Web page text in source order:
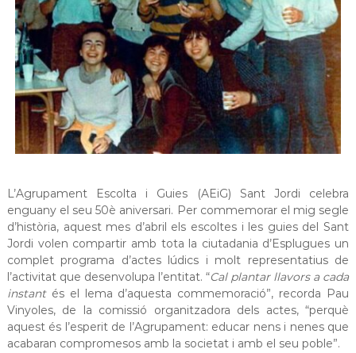
a
t
L’Agrupament Escolta i Guies (AEiG) Sant Jordi celebra
enguany el seu 50è aniversari. Per commemorar el mig segle
d’història, aquest mes d’abril els escoltes i les guies del Sant
Jordi volen compartir amb tota la ciutadania d’Esplugues un
complet programa d’actes lúdics i molt representatius de
l’activitat que desenvolupa l’entitat. “Cal plantar llavors a cada
instantés el lema d’aquesta commemoració”, recorda Pau
Vinyoles, de la comissió organitzadora dels actes, “perquè
aquest és l’esperit de l’Agrupament: educar nens i nenes que
acabaran compromesos amb la societat i amb el seu poble”.